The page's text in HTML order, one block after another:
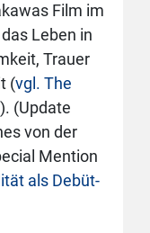
Film im
Leben in
Trauer
(vgl. The
). (Update
von der
Mention
als Debüt-